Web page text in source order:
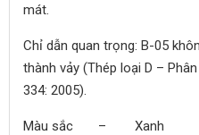
mát.
Chỉ dẫn quan trọng: B-05
thành vảy (Thép loại D –
334: 2005).
Màu sắc – Xanh